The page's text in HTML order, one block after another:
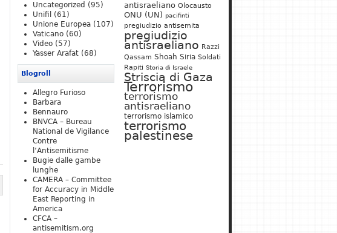
antisraeliano Olocausto
ONU (UN) pacifinti
pregiudizio antisemita
pregiudizio
antisraeliano Razzi
Qassam Shoah Siria Soldati
Rapiti Storia di Israele
Striscia di Gaza
Terrorismo
terrorismo
antisraeliano
terrorismo islamico
terrorismo
palestinese
Uncategorized (95)
Unifil
(61)
Unione Europea (107)
Vaticano (60)
Video (57)
Yasser Arafat (68)
Blogroll
Allegro Furioso
Barbara
Bennauro
BNVCA – Bureau
National de Vigilance
Contre
l’Antisemitisme
Bugie dalle gambe
lunghe
CAMERA – Committee
for Accuracy in Middle
East Reporting in
America
CFCA –
antisemitism.org